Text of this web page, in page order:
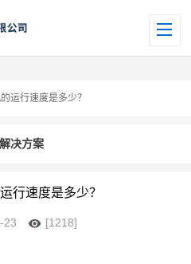
运行速度是多少？
解决方案
行速度是多少？
23 [1218]